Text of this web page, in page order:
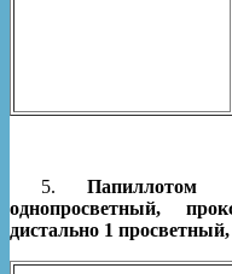
5.
однопросветный,
дистально 1